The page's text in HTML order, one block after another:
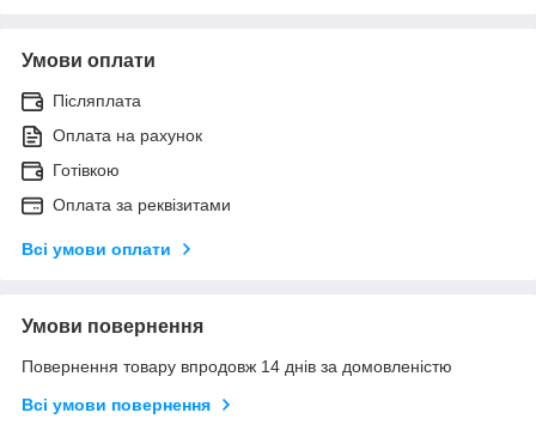
Умови оплати
Післяплата
Оплата на рахунок
Готівкою
Оплата за реквізитами
Всі умови оплати
Умови повернення
Повернення товару впродовж 14 днів за домовленістю
Всі умови повернення